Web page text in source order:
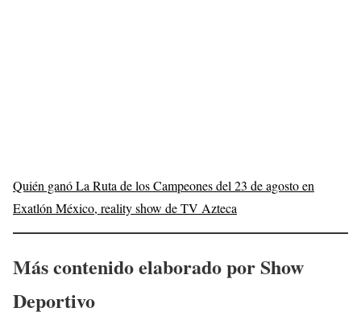
Quién ganó La Ruta de los Campeones del 23 de agosto en
Exatlón México, reality show de TV Azteca
Más contenido elaborado por Show
Deportivo